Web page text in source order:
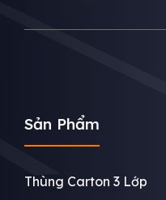
Sản Phẩm
Thùng Carton 3 Lớp